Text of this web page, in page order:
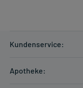
Kundenservice:
Apotheke: